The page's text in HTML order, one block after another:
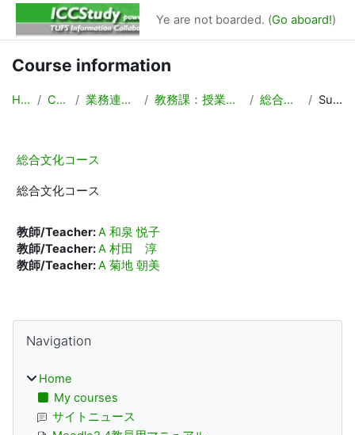
Skip to main content
Ye are not boarded. (Go aboard!)
Course information
Home Courses 業務連絡/Backyard 教務課：授業計画，時間割作成 総合文化コース Summary
総合文化コース
総合文化コース
教師/Teacher:A 和泉 悦子
教師/Teacher:A 村田 淳
教師/Teacher:A 菊地 朝美
Blocks
Navigation
Home
My courses
サイトニュース